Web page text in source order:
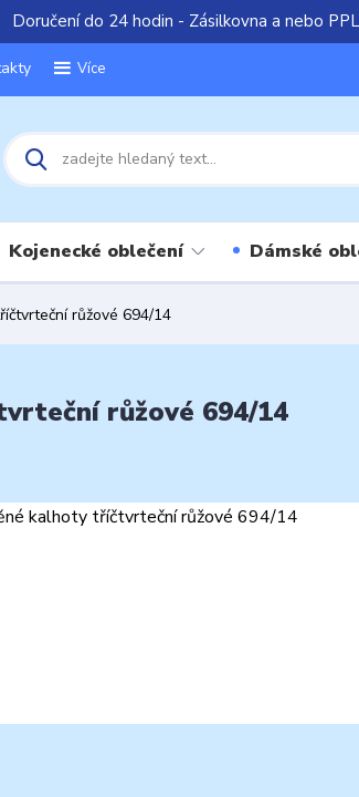
Doručení do 24 hodin - Zásilkovna a nebo
Více
Kojenecké oblečení Dámské
růžové 694/14
růžové 694/14